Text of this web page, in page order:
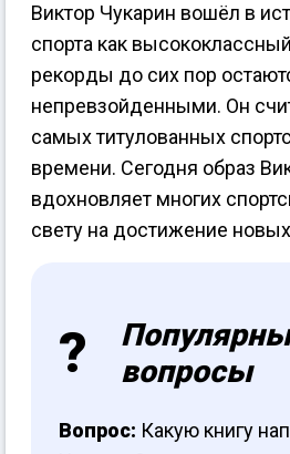
Виктор Чукарин вошёл в
спорта как
рекорды до сих пор
непревзойденными. Он
самых титулованных
времени. Сегодня образ
вдохновляет многих
свету на достижение
вопросы
Вопрос: Какую книгу